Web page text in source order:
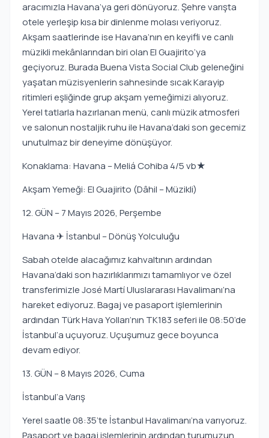
aracımızla Havana’ya geri dönüyoruz. Şehre varışta
otele yerleşip kısa bir dinlenme molası veriyoruz.
Akşam saatlerinde ise Havana’nın en keyifli ve canlı
müzikli mekânlarından biri olan El Guajirito’ya
geçiyoruz. Burada Buena Vista Social Club geleneğini
yaşatan müzisyenlerin sahnesinde sıcak Karayip
ritimleri eşliğinde grup akşam yemeğimizi alıyoruz.
Yerel tatlarla hazırlanan menü, canlı müzik atmosferi
ve salonun nostaljik ruhu ile Havana’daki son gecemiz
unutulmaz bir deneyime dönüşüyor.
Konaklama: Havana – Meliá Cohiba 4/5 vb★
Akşam Yemeği: El Guajirito (Dâhil – Müzikli)
12. GÜN – 7 Mayıs 2026, Perşembe
Havana ✈ İstanbul – Dönüş Yolculuğu
Sabah otelde alacağımız kahvaltının ardından
Havana’daki son hazırlıklarımızı tamamlıyor ve özel
transferimizle José Martí Uluslararası Havalimanı’na
hareket ediyoruz. Bagaj ve pasaport işlemlerinin
ardından Türk Hava Yolları’nın TK183 seferi ile 08:50’de
İstanbul’a uçuyoruz. Uçuşumuz gece boyunca
devam ediyor.
13. GÜN – 8 Mayıs 2026, Cuma
İstanbul’a Varış
Yerel saatle 08:35’te İstanbul Havalimanı’na varıyoruz.
Pasaport ve bagaj işlemlerinin ardından turumuzun